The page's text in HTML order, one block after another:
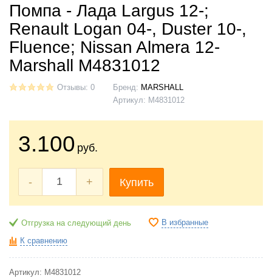
Помпа - Лада Largus 12-;
Renault Logan 04-, Duster 10-,
Fluence; Nissan Almera 12-
Marshall M4831012
Отзывы: 0 Бренд: MARSHALL
Артикул: M4831012
3.100 руб.
- + Купить
Отгрузка на следующий день В избранные
К сравнению
Артикул: M4831012